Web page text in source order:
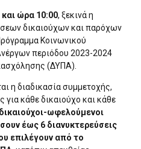
και ώρα 10:00, ξεκινά η
δικαιούχων και παρόχων
Κοινωνικού
περιόδου 2023-2024
(ΔΥΠΑ).
η διαδικασία συμμετοχής,
για κάθε δικαιούχο και κάθε
ωφελούμενοι
έως 6 διανυκτερεύσεις
επιλέγουν από το